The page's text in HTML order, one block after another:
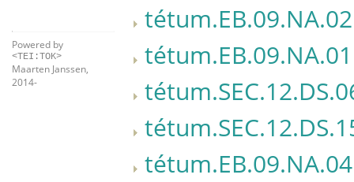
Powered by
<TEI:TOK>
Maarten Janssen,
2014-